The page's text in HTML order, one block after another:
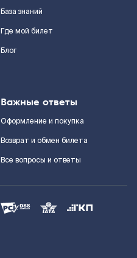
База знаний
Где мой билет
Блог
Важные ответы
Оформление и покупка
Возврат и обмен билета
Все вопросы и ответы